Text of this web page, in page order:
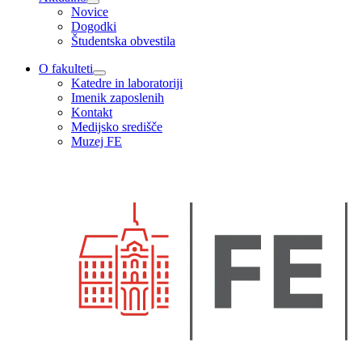
Novice
Dogodki
Študentska obvestila
O fakulteti
Katedre in laboratoriji
Imenik zaposlenih
Kontakt
Medijsko središče
Muzej FE